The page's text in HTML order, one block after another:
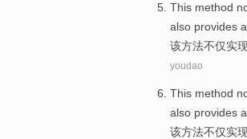
This method
also provides a
该方法不仅实
youdao
This method
also provides a
该方法不仅实